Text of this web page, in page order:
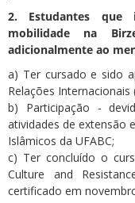
2. Estudantes que
mobilidade na
adicionalmente ao
a) Ter cursado e sido
Relações Internacionais
b) Participação -
atividades de extensão
Islâmicos da UFABC;
c) Ter concluído o
Culture and
certificado em